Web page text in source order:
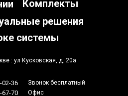
Комплекты
решения
: ул Кусковская, д. 20а
02-36 Звонок бесплатный
67-70 Офис
системы